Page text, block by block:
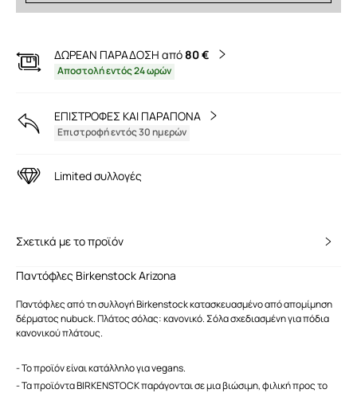
ΔΩΡΕΑΝ ΠΑΡΑΔΟΣΗ από80 €
Αποστολή εντός 24 ωρών
ΕΠΙΣΤΡΟΦΕΣ ΚΑΙ ΠΑΡΑΠΟΝΑ
Επιστροφή εντός 30 ημερών
Limited συλλογές
Σχετικά με το προϊόν
Παντόφλες Birkenstock Arizona
Παντόφλες από τη συλλογή Birkenstock κατασκευασμένο από απομίμηση
δέρματος nubuck. Πλάτος σόλας: κανονικό. Σόλα σχεδιασμένη για πόδια
κανονικού πλάτους.
- Το προϊόν είναι κατάλληλο για vegans.
- Τα προϊόντα BIRKENSTOCK παράγονται σε μια βιώσιμη, φιλική προς το